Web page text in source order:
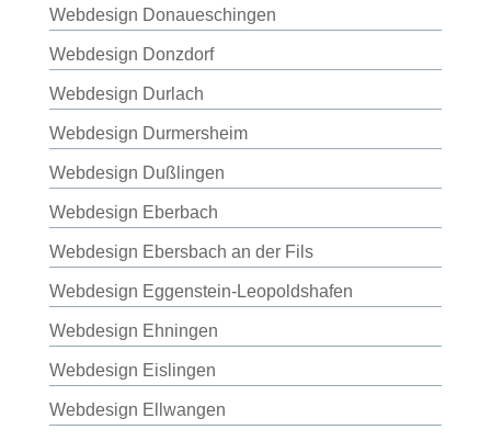
Webdesign Donaueschingen
Webdesign Donzdorf
Webdesign Durlach
Webdesign Durmersheim
Webdesign Dußlingen
Webdesign Eberbach
Webdesign Ebersbach an der Fils
Webdesign Eggenstein-Leopoldshafen
Webdesign Ehningen
Webdesign Eislingen
Webdesign Ellwangen